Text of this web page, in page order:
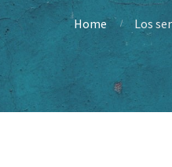
Home Los